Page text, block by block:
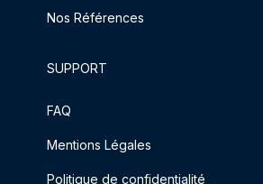
Nos Références
SUPPORT
FAQ
Mentions Légales
Politique de confidentialité